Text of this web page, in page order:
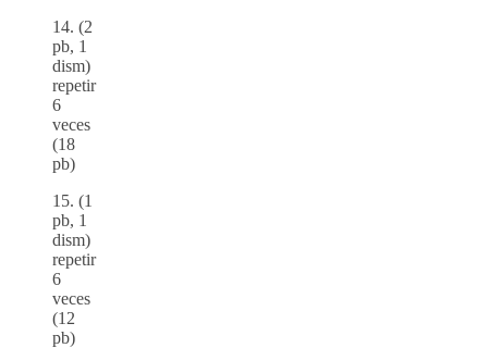
14. (2
pb, 1
dism)
repetir
6
veces
(18
pb)
15. (1
pb, 1
dism)
repetir
6
veces
(12
pb)